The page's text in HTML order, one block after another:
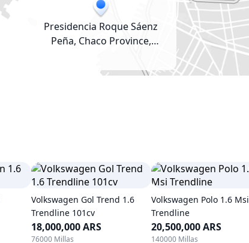
Presidencia Roque Sáenz
Peña, Chaco Province,
Volkswagen Gol Trend 1.6
Trendline 101cv
18,000,000 ARS
76000 Millas
Volkswagen Polo 1.6 Msi
Trendline
20,500,000 ARS
140000 Millas